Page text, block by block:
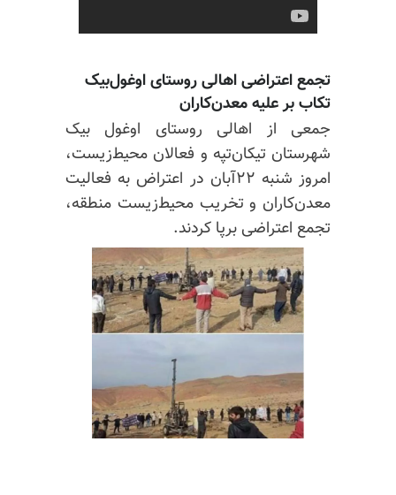
تجمع اعتراضی اهالی روستایاوغول‌بیک
تکاب بر علیه معدن‌کاران
جمعی از اهالی روستای اوغول بیک
شهرستانتیکان‌تپه و فعالان محیط‌زیست،
امروز شنبه ۲۲آبان در اعتراض به فعالیت
معدن‌کاران و تخریب محیط‌زیست منطقه،
تجمع اعتراضی برپا کردند.